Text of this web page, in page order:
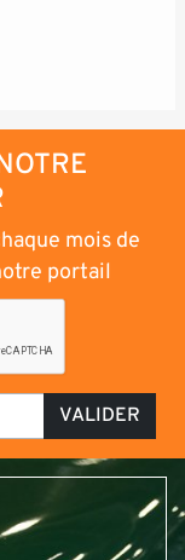
mois de
portail
VALIDER